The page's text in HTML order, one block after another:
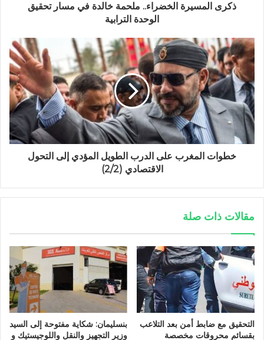
ذكرى المسيرة الخضراء.. ملحمة خالدة في مسار تحقيق
الوحدة الترابية
خطوات المغرب على الدرب الطويل المؤدي إلى التحول
الاقتصادي (2/2)
مقالات ذات صلة
التحقيق مع ضابط أمن بعد التلاعب
بقسائم محروقات مخصصة
بنسليمان: شكاية مفتوحة إلى السيد
وزير التجهيز والنقل واللوجيستيك و